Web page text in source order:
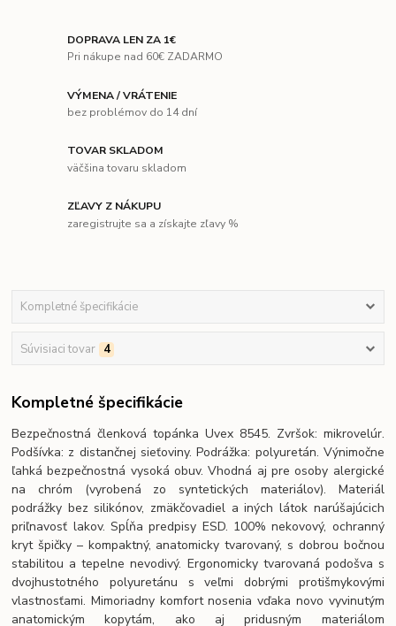
DOPRAVA LEN ZA 1€
Pri nákupe nad 60€ ZADARMO
VÝMENA / VRÁTENIE
bez problémov do 14 dní
TOVAR SKLADOM
väčšina tovaru skladom
ZĽAVY Z NÁKUPU
zaregistrujte sa a získajte zľavy %
Kompletné špecifikácie
Súvisiaci tovar 4
Kompletné špecifikácie
Bezpečnostná členková topánka Uvex 8545. Zvršok: mikrovelúr.
Podšívka: z distančnej sieťoviny. Podrážka: polyuretán. Výnimočne
ľahká bezpečnostná vysoká obuv. Vhodná aj pre osoby alergické
na chróm (vyrobená zo syntetických materiálov). Materiál
podrážky bez silikónov, zmäkčovadiel a iných látok narúšajúcich
priľnavosť lakov. Spĺňa predpisy ESD. 100% nekovový, ochranný
kryt špičky – kompaktný, anatomicky tvarovaný, s dobrou bočnou
stabilitou a tepelne nevodivý. Ergonomicky tvarovaná podošva s
dvojhustotného polyuretánu s veľmi dobrými protišmykovými
vlastnosťami. Mimoriadny komfort nosenia vďaka novo vyvinutým
anatomickým kopytám, ako aj pridusným materiálom